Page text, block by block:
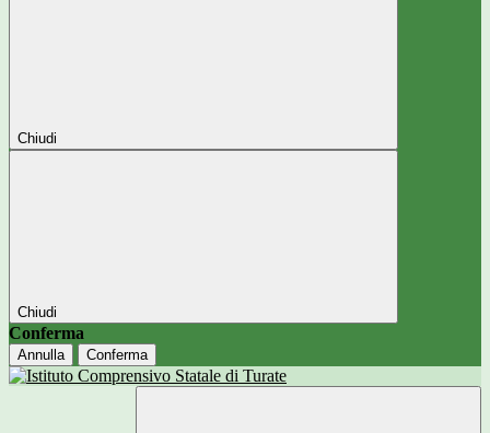
Chiudi
Chiudi
Conferma
Annulla Conferma